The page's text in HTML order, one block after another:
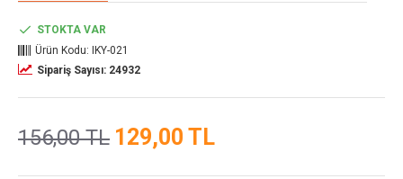
129,00 TL
156,00 TL
STOKTA VAR
Ürün Kodu:
IKY-021
Sipariş Sayısı: 24932